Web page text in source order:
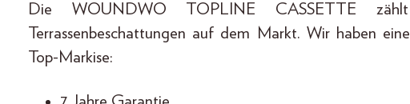
Die WOUNDWO TOPLINE CASSETTE
Terrassenbeschattungen auf dem Markt. Wir haben
Top-Markise: